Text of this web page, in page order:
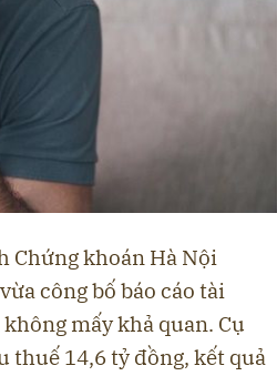
Chứng khoán Hà Nội
công bố báo cáo tài
mấy khả quan. Cụ
thuế 14,6 tỷ đồng, kết quả